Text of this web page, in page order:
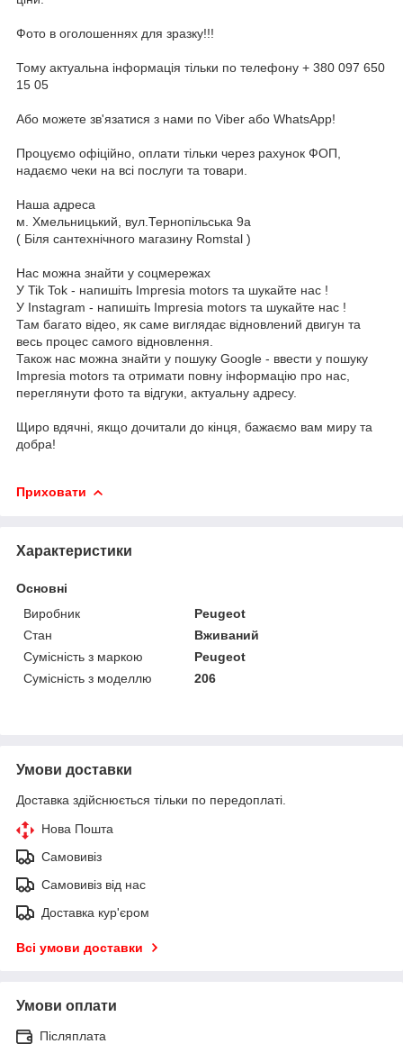
Фото в оголошеннях для зразку!!!
Тому актуальна інформація тільки по телефону + 380 097 650
15 05
Або можете зв'язатися з нами по Viber або WhatsApp!
Процуємо офіційно, оплати тільки через рахунок ФОП,
надаємо чеки на всі послуги та товари.
Наша адреса
м. Хмельницький, вул.Тернопільська 9а
( Біля сантехнічного магазину Romstal )
Нас можна знайти у соцмережах
У Tik Tok - напишіть Impresia motors та шукайте нас !
У Instagram - напишіть Impresia motors та шукайте нас !
Там багато відео, як саме виглядає відновлений двигун та
весь процес самого відновлення.
Також нас можна знайти у пошуку Google - ввести у пошуку
Impresia motors та отримати повну інформацію про нас,
переглянути фото та відгуки, актуальну адресу.
Щиро вдячні, якщо дочитали до кінця, бажаємо вам миру та
добра!
Приховати
Характеристики
Основні
Виробник
Peugeot
Стан
Вживаний
Сумісність з маркою
Peugeot
Сумісність з моделлю
206
Умови доставки
Доставка здійснюється тільки по передоплаті.
Нова Пошта
Самовивіз
Самовивіз від нас
Доставка кур'єром
Всі умови доставки
Умови оплати
Післяплата